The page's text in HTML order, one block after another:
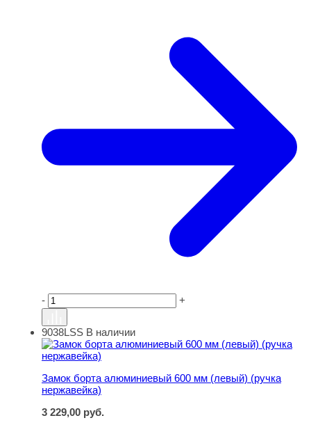
- +
Замок борта алюминиевый 600 мм (левый) (ручка
9038LSS В наличии
Замок борта алюминиевый 600 мм (левый) (ручка
нержавейка)
3 229,00 руб.